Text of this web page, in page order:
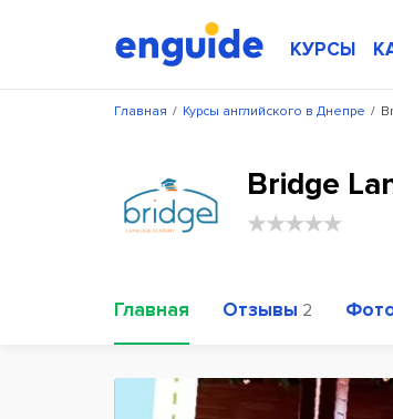
КУРСЫ
/
Главная /
Курсы английского в Днепре
Bridge
Главная Отзывы 2